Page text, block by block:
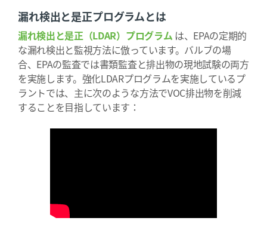
漏れ検出と是正プログラムとは
漏れ検出と是正（LDAR）プログラム は、EPAの定期的
な漏れ検出と監視方法に倣っています。バルブの場
合、EPAの監査では書類監査と排出物の現地試験の両方
を実施します。強化LDARプログラムを実施しているプ
ラントでは、主に次のような方法でVOC排出物を削減
することを目指しています：